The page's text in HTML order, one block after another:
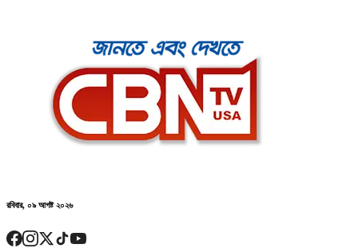
রবিবার, ০৯ আগষ্ট ২০২৬